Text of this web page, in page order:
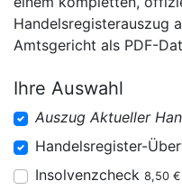
Handelsregisterauszug
Amtsgericht als PDF-
Ihre Auswahl
Auszug Aktueller
Handelsregister-
Insolvenzcheck 8,50 €